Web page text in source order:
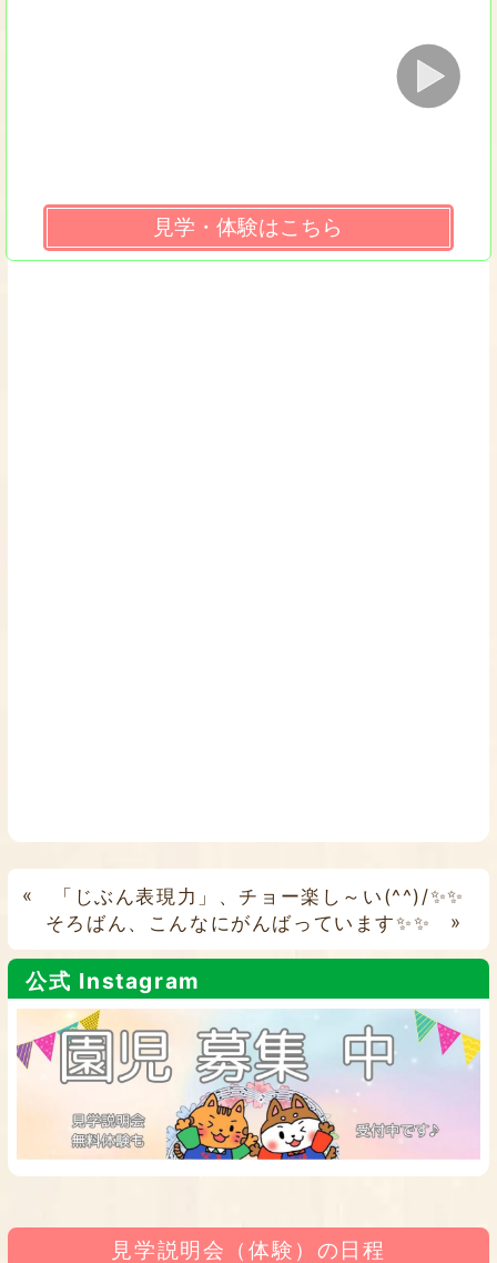
見学・体験はこちら
«
「じぶん表現力」、チョー楽し～い(^^)/✨✨
そろばん、こんなにがんばっています✨✨
»
公式 Instagram
見学説明会（体験）の日程